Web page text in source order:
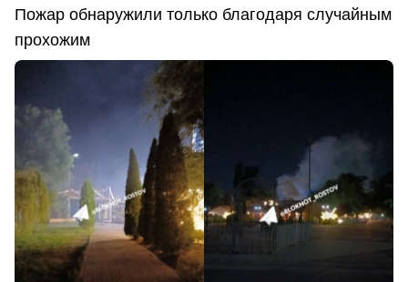
Пожар обнаружили только благодаря случайным
прохожим